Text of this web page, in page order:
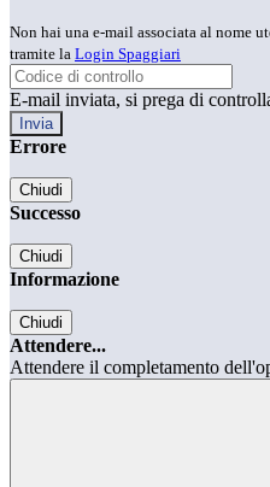
Non hai una e-mail associata al nome
tramite la Login Spaggiari
E-mail inviata, si prega di
Errore
Chiudi
Successo
Chiudi
Informazione
Chiudi
Attendere...
Attendere il completamento